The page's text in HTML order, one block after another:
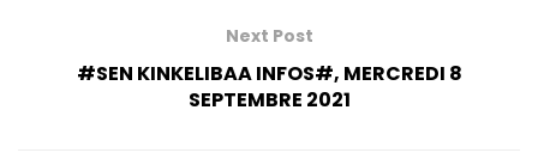
Next Post
#SEN KINKELIBAA INFOS#, MERCREDI 8
SEPTEMBRE 2021